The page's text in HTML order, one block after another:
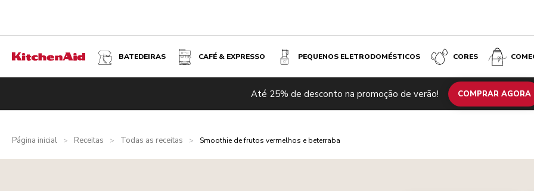
BATEDEIRAS CAFÉ & EXPRESSO PEQUENOS ELETRODOMÉSTICOS CORES
Até 25% de desconto na promoção de verão! COMPRAR AGORA
Página inicial > Receitas > Todas as receitas > Smoothie de frutos vermelhos e beterraba